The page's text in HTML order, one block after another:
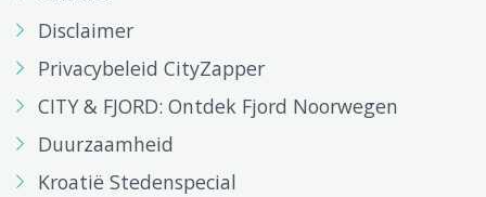
Disclaimer
Privacybeleid CityZapper
CITY & FJORD: Ontdek Fjord Noorwegen
Duurzaamheid
Kroatië Stedenspecial